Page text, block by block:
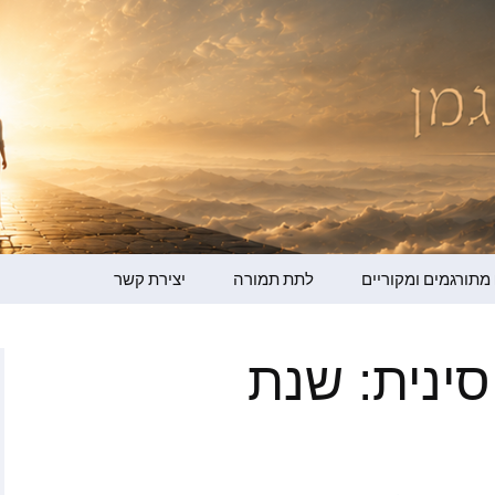
ברגמן
ומקוריים לתת תמורה יצירת קשר
שנת